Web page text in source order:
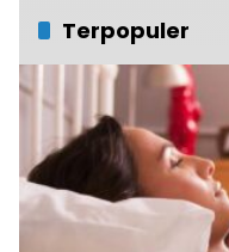
Terpopuler